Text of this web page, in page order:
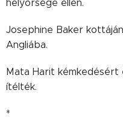
helyőrsége ellen.
Josephine Baker
Angliába.
Mata Harit kémkedésért
ítélték.
*